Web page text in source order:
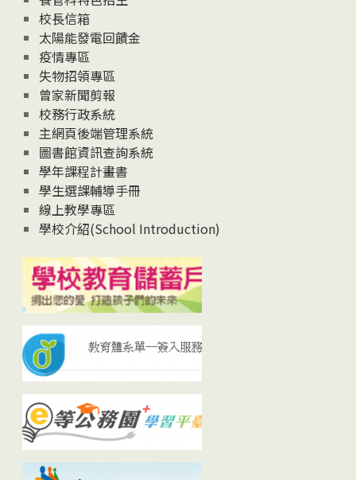
校長信箱
太陽能發電回饋金
疫情專區
失物招領專區
曾家新聞剪報
校務行政系統
主網頁後端管理系統
圖書館資訊查詢系統
學年課程計畫書
學生選課輔導手冊
線上教學專區
學校介紹(School Introduction)